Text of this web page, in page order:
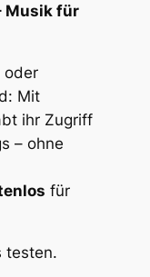
Musik für
oder
Mit
ihr Zugriff
– ohne
für
testen.